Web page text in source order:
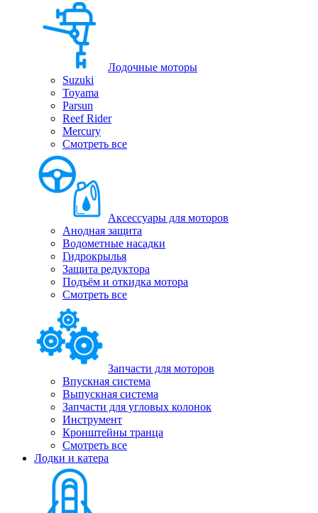
Лодочные моторы
Suzuki
Toyama
Parsun
Reef Rider
Mercury
Смотреть все
Аксессуары для моторов
Анодная защита
Водометные насадки
Гидрокрылья
Защита редуктора
Подъём и откидка мотора
Смотреть все
Запчасти для моторов
Впускная система
Выпускная система
Запчасти для угловых колонок
Инструмент
Кронштейны транца
Смотреть все
Лодки и катера